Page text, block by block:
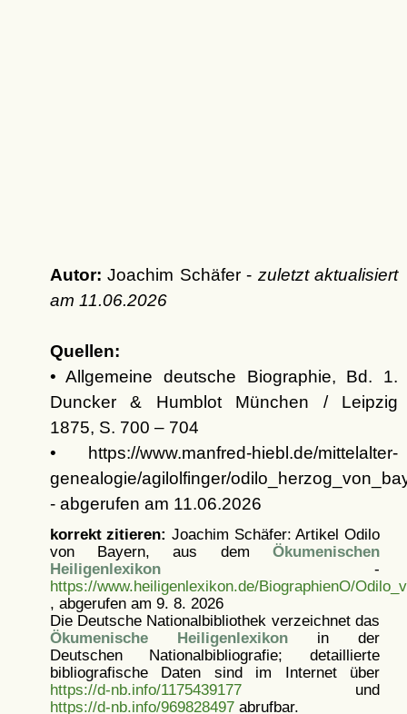
Autor: Joachim Schäfer - zuletzt aktualisiert
am 11.06.2026
Quellen:
• Allgemeine deutsche Biographie, Bd. 1.
Duncker & Humblot München / Leipzig
1875, S. 700 – 704
• https://www.manfred-hiebl.de/mittelalter-
genealogie/agilolfinger/
- abgerufen am 11.06.2026
korrekt zitieren: Joachim Schäfer: ArtikelOdilo
von Bayern, aus dem Ökumenischen
Heiligenlexikon-
https://www.heiligenlexikon.de/BiographienO/
, abgerufen am 9. 8. 2026
Die Deutsche Nationalbibliothek verzeichnet das
Ökumenische Heiligenlexikonin der
Deutschen Nationalbibliografie; detaillierte
bibliografische Daten sind im Internet über
https://d-nb.info/1175439177und
https://d-nb.info/969828497abrufbar.